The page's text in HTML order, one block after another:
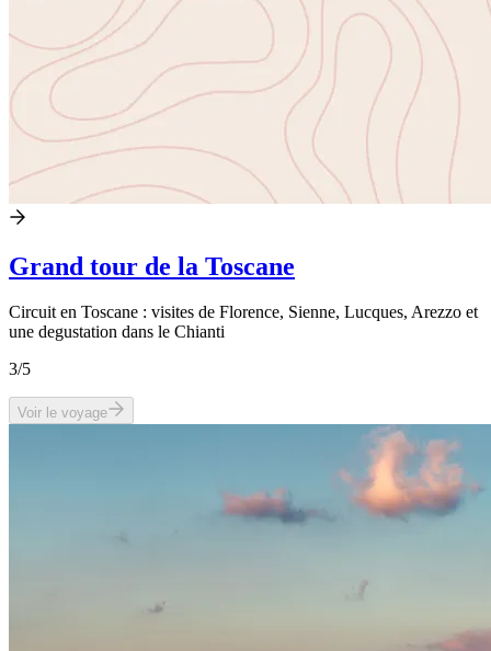
Grand tour de la Toscane
Circuit en Toscane : visites de Florence, Sienne, Lucques, Arezzo et
une degustation dans le Chianti
3/5
Voir le voyage